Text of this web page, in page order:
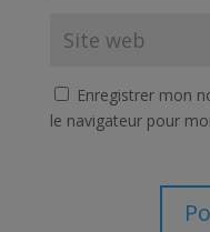
Enregistrer mon
le navigateur pour